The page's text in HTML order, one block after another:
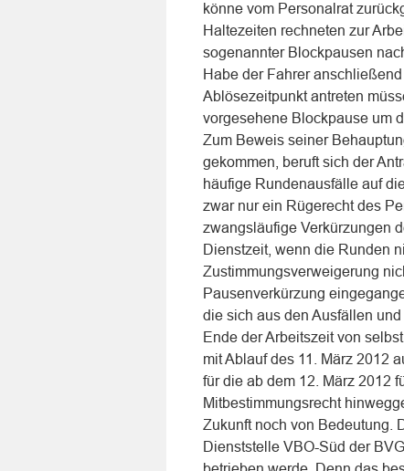
könne vom Personalrat
Haltezeiten rechneten zur
sogenannter Blockpausen
Habe der Fahrer
Ablösezeitpunkt antreten
vorgesehene Blockpause um
Zum Beweis seiner
gekommen, beruft sich der
häufige Rundenausfälle auf
zwar nur ein Rügerecht des
zwangsläufige Verkürzungen
Dienstzeit, wenn die Runden
Zustimmungsverweigerung
Pausenverkürzung
die sich aus den Ausfällen
Ende der Arbeitszeit von
mit Ablauf des 11. März 2012
für die ab dem 12. März 2012
Mitbestimmungsrecht
Zukunft noch von Bedeutung.
Dienststelle VBO-Süd der